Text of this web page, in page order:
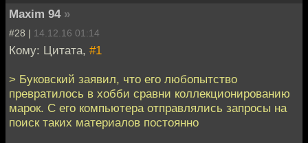
Maxim 94 »
#28 | 14.12.16 01:14
Кому: Цитата, #1
> Буковский заявил, что его любопытство
превратилось в хобби сравни коллекционированию
марок. C его компьютера отправлялись запросы на
поиск таких материалов постоянно